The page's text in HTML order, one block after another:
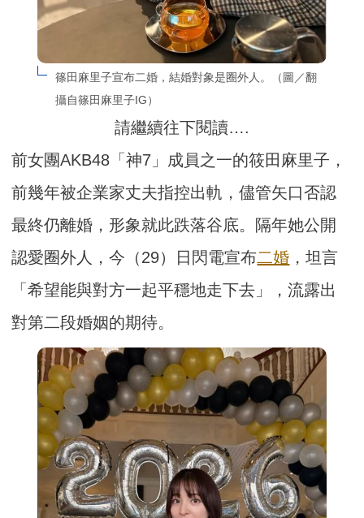
篠田麻里子宣布二婚，結婚對象是圈外人。（圖／翻
攝自篠田麻里子IG）
請繼續往下閱讀….
前女團AKB48「神7」成員之一的筱田麻里子，
前幾年被企業家丈夫指控出軌，儘管矢口否認
最終仍離婚，形象就此跌落谷底。隔年她公開
認愛圈外人，今（29）日閃電宣布二婚 ，坦言
「希望能與對方一起平穩地走下去」，流露出
對第二段婚姻的期待。